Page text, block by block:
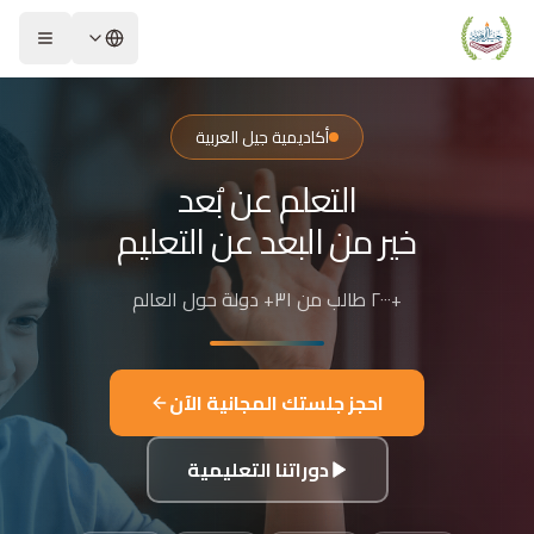
أكاديمية جيل العربية – Jeel Alarabiya Academy
أكاديمية جيل العربية هي منصة تعليمية عبر الإنترنت تأسست عام 2023، متخصصة في تعليم اللغة العربية وتجويد القرآن الكريم والتربية الإسلامية والعلوم للأطفال والبالغين من مختلف أنحاء العالم.
ما الذي تقدمه الأكاديمية؟
تعليم اللغة العربية للناطقين بها وغير الناطقين بها
تجويد وحفظ القرآن الكريم مع إجازات معتمدة
الدراسات الإسلامية والتربية الدينية
اللغة الإنجليزية والفرنسية
البرمجة وعلم الفلك والفنون
تفاصيل الدراسة
الفئات العمرية المستهدفة: من 4 سنوات حتى البالغين
شكل التعليم: مجموعات صغيرة 3-5 طلاب، أو حصص فردية
اللغات المستخدمة في التدريس: العربية، التركية، الإنجليزية، الفرنسية
الشريحة 2 من 4: التعلم عن بُعد خير من البعد عن التعليم
أكاديمية جيل العربية
التعلم عن بُعد
خير من البعد عن التعليم
+٢٠٠٠ طالب من ٣١+ دولة حول العالم
احجز جلستك المجانية الآن
دوراتنا التعليمية